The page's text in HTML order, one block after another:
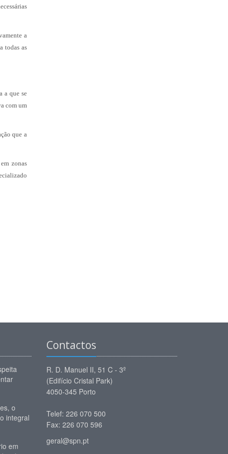
a
todas as
a que se
com um
que a
zonas
o
integral
em
Contactos
R. D. Manuel II, 51 C - 3º
(Edifício Cristal Park)
4050-345 Porto
Telef: 226 070 500
Fax: 226 070 596
geral@spn.pt